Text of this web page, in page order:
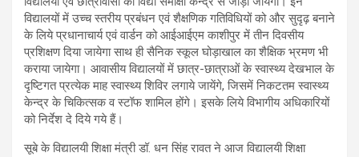
विद्यालयों में उच्च स्तरीय प्रबंधन एवं शैक्षणिक गतिविधियों को और सुदृढ़ बनाने
के लिये प्रधानाचार्य एवं वार्डन को आईआईएम काशीपुर में तीन दिवसीय
प्रशिक्षण दिया जायेगा साथ ही सैनिक स्कूल घोड़ाखाल का शैक्षिक भ्रमण भी
कराया जायेगा। आवासीय विद्यालयों में छात्र-छात्राओं के स्वास्थ्य देखभाल के
दृष्टिगत प्रत्येक माह स्वास्थ्य शिविर लगाये जायेंगे, जिसमें निकटतम स्वास्थ्य
केन्द्र के चिकित्सक व स्टॉफ शामिल होंगे। इसके लिये विभागीय अधिकारियों
को निर्देश दे दिये गये हैं।
सूबे के विद्यालयी शिक्षा मंत्री डॉ. धन सिंह रावत ने आज विद्यालयी शिक्षा